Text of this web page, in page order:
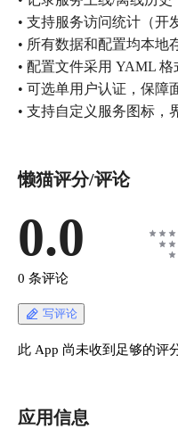
• 支持服务访问统计（开
• 所有数据和配置均本地
• 配置文件采用 YAML
• 可选单用户认证，保障
• 支持自定义服务图标，
懒猫评分/评论
0.0
0 条评论
写评论
此 App 尚未收到足够的评
应用信息